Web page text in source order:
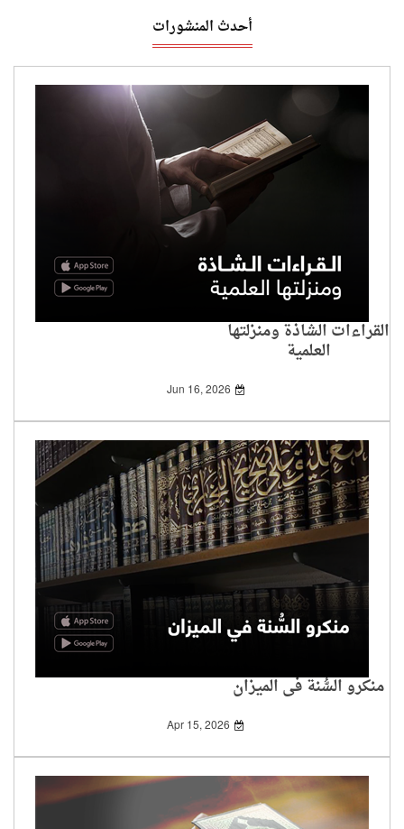
أحدث المنشورات
القراءات الشاذة ومنزلتها
العلمية
Jun 16, 2026
منكرو السُّنة في الميزان
Apr 15, 2026